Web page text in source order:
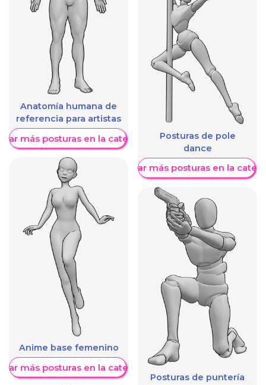
Anatomía humana de
referencia para artistas
más posturas en la categoría
Anime base femenino
más posturas en la categoría
Posturas de pole
dance
Mostrar más posturas en la
Posturas de puntería